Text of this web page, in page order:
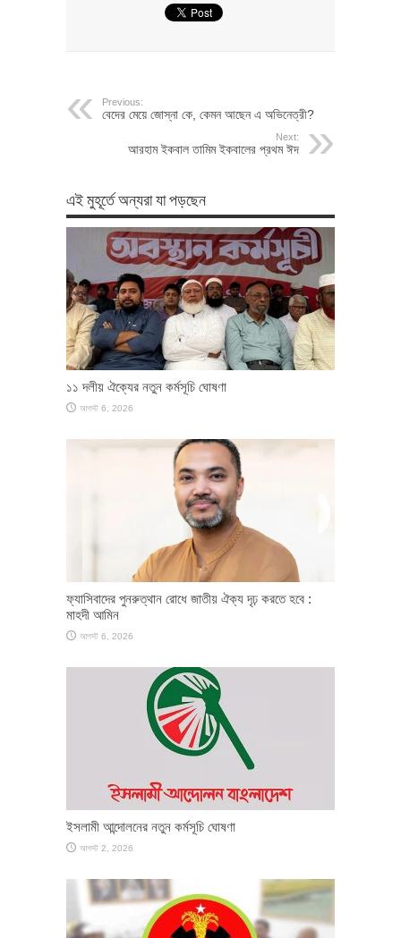
Previous:
বেদের মেয়ে জোস্না কে, কেমন আছেন এ অভিনেত্রী?
Next:
আরহাম ইকবাল তামিম ইকবালের প্রথম ঈদ
এই মুহূর্তে অন্যরা যা পড়ছেন
১১ দলীয় ঐক্যের নতুন কর্মসূচি ঘোষণা
আগস্ট 6, 2026
ফ্যাসিবাদের পুনরুত্থান রোধে জাতীয় ঐক্য দৃঢ় করতে হবে :
মাহদী আমিন
আগস্ট 6, 2026
ইসলামী আন্দোলনের নতুন কর্মসূচি ঘোষণা
আগস্ট 2, 2026